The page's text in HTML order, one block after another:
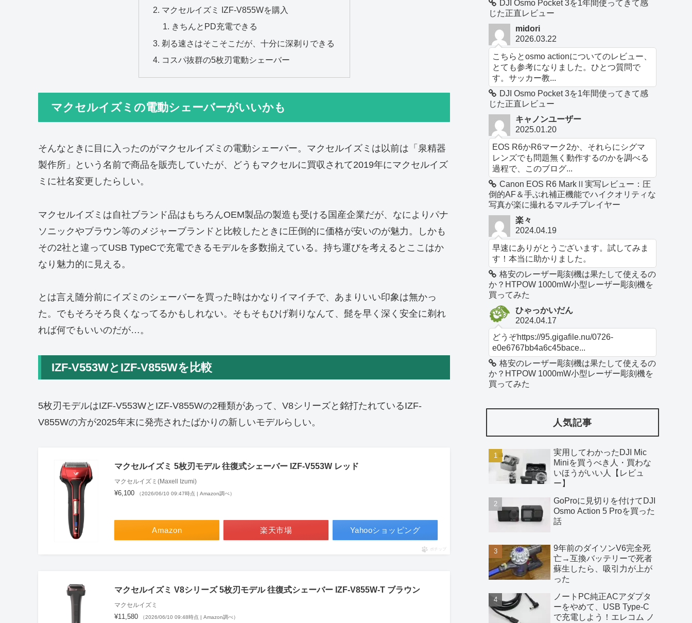
マクセルイズミ IZF-V855Wを購入
きちんとPD充電できる
剃る速さはそこそこだが、十分に深剃りできる
コスパ抜群の5枚刃電動シェーバー
マクセルイズミの電動シェーバーがいいかも
そんなときに目に入ったのがマクセルイズミの電動シェーバー。マクセルイズミは以前は「泉精器
製作所」という名前で商品を販売していたが、どうもマクセルに買収されて2019年にマクセルイズ
ミに社名変更したらしい。
マクセルイズミは自社ブランド品はもちろんOEM製品の製造も受ける国産企業だが、なによりパナ
ソニックやブラウン等のメジャーブランドと比較したときに圧倒的に価格が安いのが魅力。しかも
その2社と違ってUSB TypeCで充電できるモデルを多数揃えている。持ち運びを考えるとここはか
なり魅力的に見える。
とは言え随分前にイズミのシェーバーを買った時はかなりイマイチで、あまりいい印象は無かっ
た。でもそろそろ良くなってるかもしれない。そもそもひげ剃りなんて、髭を早く深く安全に剃れ
れば何でもいいのだが…。
IZF-V553WとIZF-V855Wを比較
5枚刃モデルはIZF-V553WとIZF-V855Wの2種類があって、V8シリーズと銘打たれているIZF-
V855Wの方が2025年末に発売されたばかりの新しいモデルらしい。
マクセルイズミ 5枚刃モデル 往復式シェーバー IZF-V553W レッド
マクセルイズミ(Maxell Izumi)
¥6,100 （2026/06/10 09:47時点 | Amazon調べ）
Amazon 楽天市場 Yahooショッピング
ポチップ
マクセルイズミ V8シリーズ 5枚刃モデル 往復式シェーバー IZF-V855W-T ブラウン
マクセルイズミ
¥11,580 （2026/06/10 09:48時点 | Amazon調べ）
DJI Osmo Pocket 3を1年間使ってきて感
じた正直レビュー
midori
2026.03.22
こちらとosmo actionについてのレビュー、
とても参考になりました。ひとつ質問で
す。サッカー教...
DJI Osmo Pocket 3を1年間使ってきて感
じた正直レビュー
キャノンユーザー
2025.01.20
EOS R6かR6マーク2か、それらにシグマ
レンズでも問題無く動作するのかを調べる
過程で、このブログ...
Canon EOS R6 MarkⅡ実写レビュー：圧
倒的AF＆手ぶれ補正機能でハイクオリティな
写真が楽に撮れるマルチプレイヤー
楽々
2024.04.19
早速にありがとうございます。試してみま
す！本当に助かりました。
格安のレーザー彫刻機は果たして使えるの
か？HTPOW 1000mW小型レーザー彫刻機を
買ってみた
ひゃっかいだん
2024.04.17
どうぞhttps://95.gigafile.nu/0726-
e0e6767bb4a6c45bace...
格安のレーザー彫刻機は果たして使えるの
か？HTPOW 1000mW小型レーザー彫刻機を
買ってみた
人気記事
実用してわかったDJI Mic
Miniを買うべき人・買わな
いほうがいい人【レビュ
ー】
GoProに見切りを付けてDJI
Osmo Action 5 Proを買った
話
9年前のダイソンV6完全死
亡→互換バッテリーで死者
蘇生したら、吸引力が上が
った
ノートPC純正ACアダプタ
ーをやめて、USB Type-C
で充電しよう！エレコム ノ